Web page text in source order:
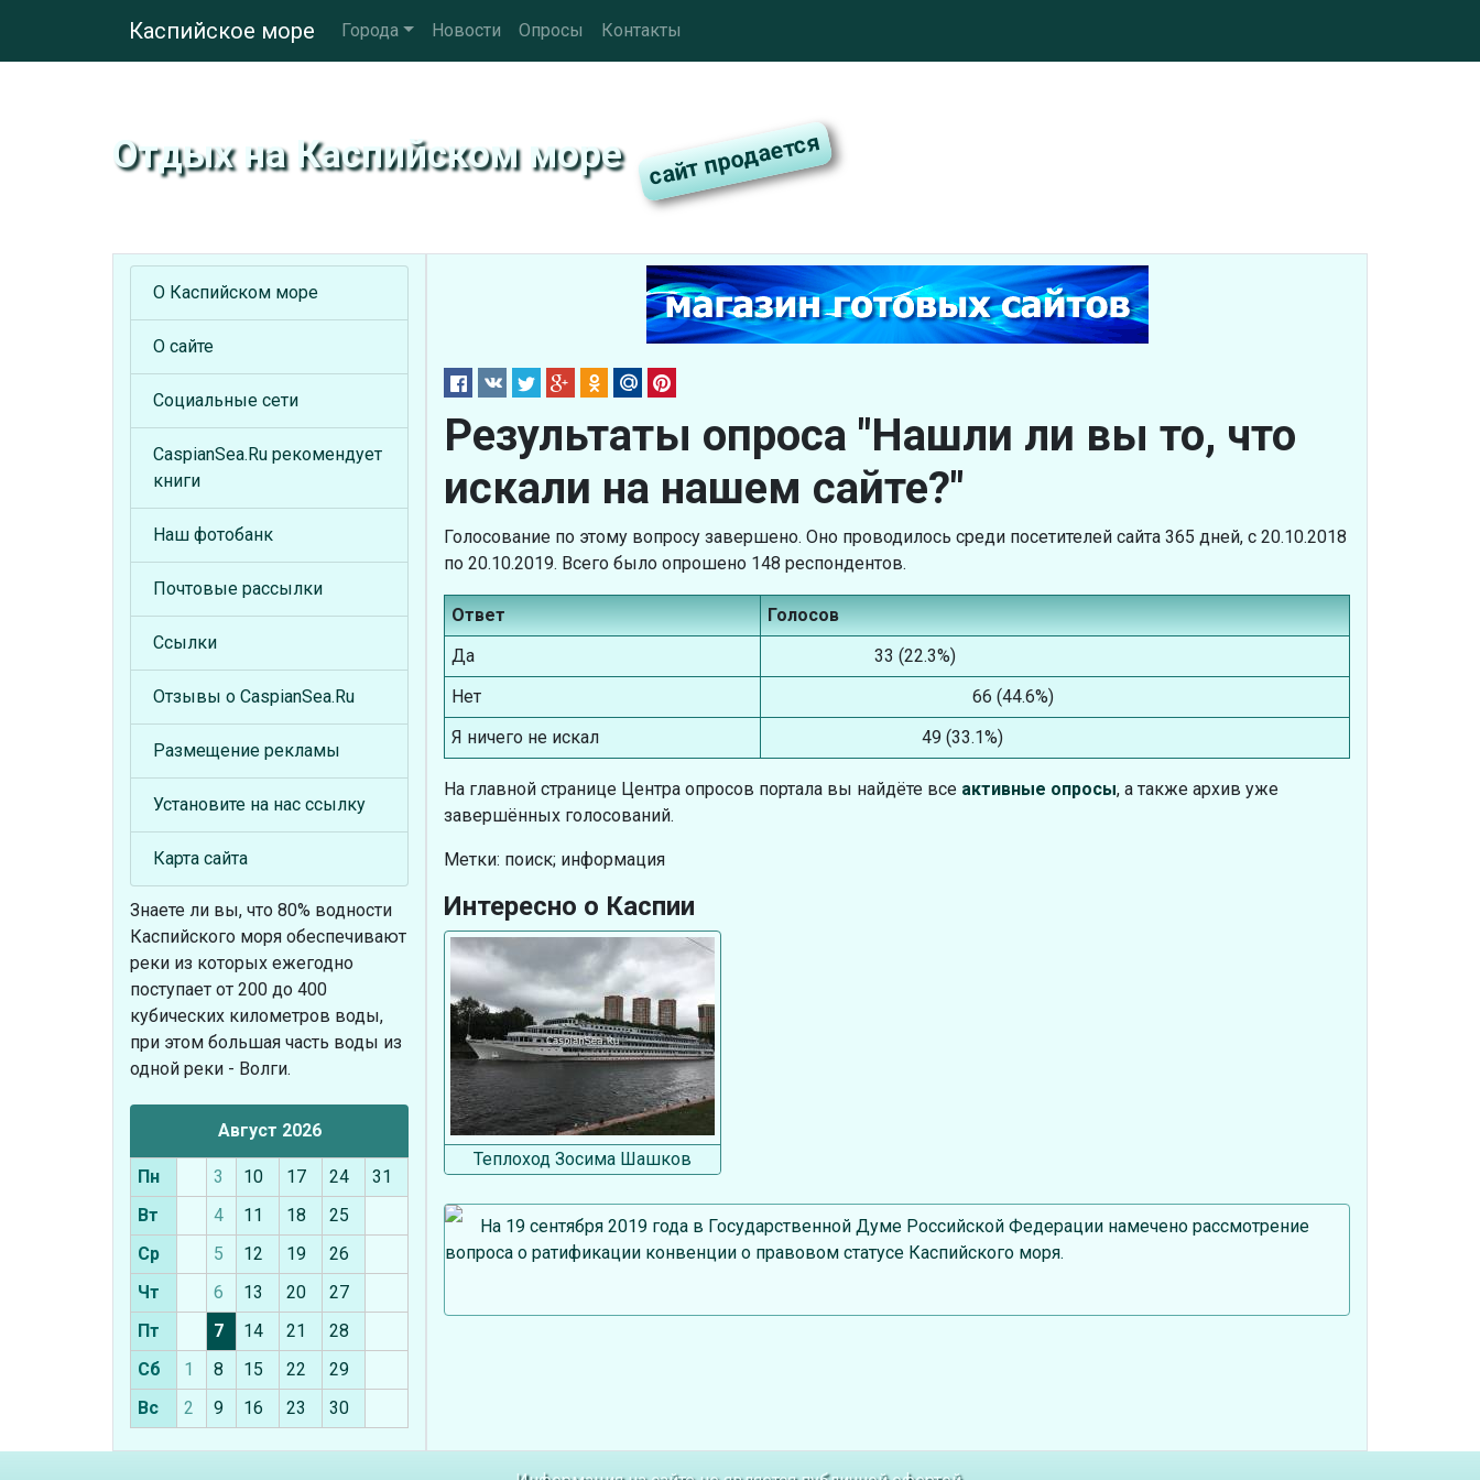
Каспийское море Города Новости Опросы Контакты
Отдых на Каспийском море
Результаты опроса "Нашли ли вы то, что
искали на нашем сайте?"
Голосование по этому вопросу завершено. Оно проводилось среди посетителей сайта 365 дней, с 20.10.2018
по 20.10.2019. Всего было опрошено 148 респондентов.
Ответ
Голосов
Да
33 (22.3%)
Нет
66 (44.6%)
Я ничего не искал
49 (33.1%)
На главной странице Центра опросов портала вы найдёте все активные опросы, а также архив уже
завершённых голосований.
Метки: поиск; информация
Интересно о Каспии
Теплоход Зосима Шашков
На 19 сентября 2019 года в Государственной Думе Российской Федерации намечено рассмотрение
вопроса о ратификации конвенции о правовом статусе Каспийского моря.
О Каспийском море
О сайте
Социальные сети
CaspianSea.Ru рекомендует
книги
Наш фотобанк
Почтовые рассылки
Ссылки
Отзывы о CaspianSea.Ru
Размещение рекламы
Установите на нас ссылку
Карта сайта
Знаете ли вы, что 80% водности
Каспийского моря обеспечивают
реки из которых ежегодно
поступает от 200 до 400
кубических километров воды,
при этом большая часть воды из
одной реки - Волги.
Август 2026
Пн 3 10 17 24
31
Вт
4 11 18
25
Ср
5 12 19
26
Чт
6 13 20
27
Пт
7 14 21
28
Сб
1 8 15 22
29
Вс
2 9 16 23 30